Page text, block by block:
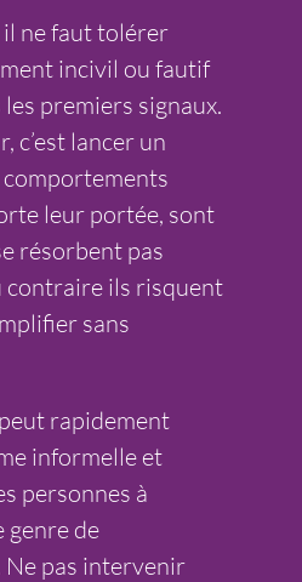
il ne faut tolérer
incivil ou fautif
premiers signaux.
c’est lancer un
comportements
leur portée, sont
résorbent pas
contraire ils risquent
sans
rapidement
informelle et
personnes à
genre de
pas intervenir